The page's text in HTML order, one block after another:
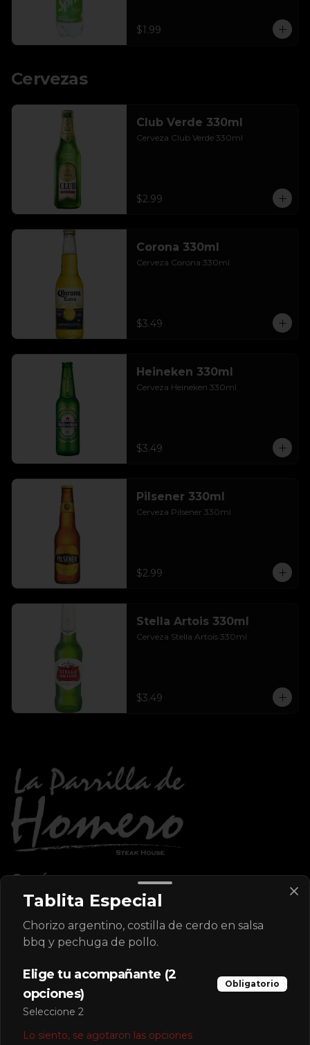
$1.99
Cervezas
Club Verde 330ml
Cerveza Club Verde 330ml
$2.99
Corona 330ml
Cerveza Corona 330ml
$3.49
Heineken 330ml
Cerveza Heineken 330ml
$3.49
Pilsener 330ml
Cerveza Pilsener 330ml
$2.99
Stella Artois 330ml
Cerveza Stella Artois 330ml
$3.49
Conócenos
Despachos
Términos y condiciones
Política de privacidad
Redes sociales
Instagram
Facebook
Tablita Especial
Chorizo argentino, costilla de cerdo en salsa
bbq y pechuga de pollo.
Elige tu acompañante (2
opciones)
Obligatorio
Seleccione 2
Lo siento, se agotaron las opciones